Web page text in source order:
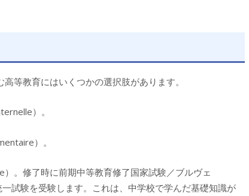
等教育にはいくつかの選択肢があります。
）。
）。
）。修了時に前期中等教育修了国家試験／ブルヴェ
試験を受験します。これは、中学校で学んだ基礎知識が